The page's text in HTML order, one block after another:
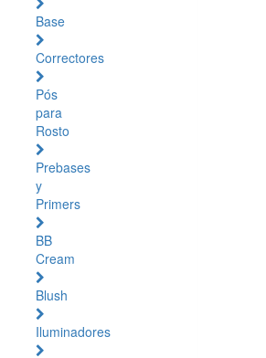
Base
Correctores
Pós
para
Rosto
Prebases
y
Primers
BB
Cream
Blush
Iluminadores